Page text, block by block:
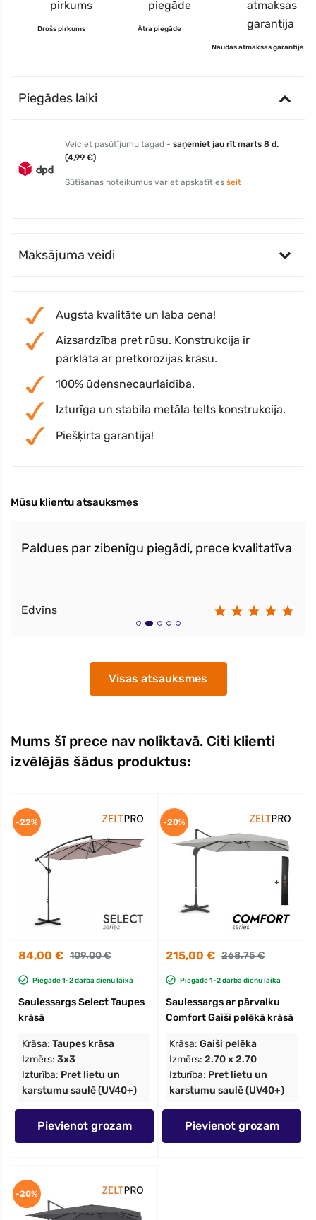
Drošs pirkums Ātra piegāde
Naudas atmaksas garantija
Piegādes laiki
Veiciet pasūtījumu tagad - saņemiet jau rīt marts 8 d.
(4,99 €)
Sūtīšanas noteikumus variet apskatīties šeit
Maksājuma veidi
Augsta kvalitāte un laba cena!
Aizsardzība pret rūsu. Konstrukcija ir
pārklāta ar pretkorozijas krāsu.
100% ūdensnecaurlaidība.
Izturīga un stabila metāla telts konstrukcija.
Piešķirta garantija!
Mūsu klientu atsauksmes
Paldues par zibenīgu piegādi, prece kvalitatīva
Edvīns
Visas atsauksmes
Mums šī prece nav noliktavā. Citi klienti
izvēlējās šādus produktus:
84,00 € 109,00 €
Piegāde 1-2 darba dienu laikā
Saulessargs Select Taupes
krāsā
Krāsa: Taupes krāsa
Izmērs: 3x3
Izturība: Pret lietu un
karstumu saulē (UV40+)
Pievienot grozam
-22%
215,00 € 268,75 €
Piegāde 1-2 darba dienu laikā
Saulessargs ar pārvalku
Comfort Gaiši pelēkā krāsā
Krāsa: Gaiši pelēka
Izmērs: 2.70 x 2.70
Izturība: Pret lietu un
karstumu saulē (UV40+)
Pievienot grozam
-20%
-20%